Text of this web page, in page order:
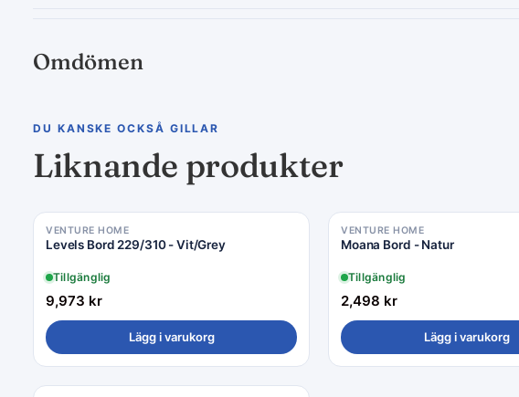
Omdömen
DU KANSKE OCKSÅ GILLAR
Liknande produkter
VENTURE HOME
Levels Bord 229/310 - Vit/Grey
Tillgänglig
9,973 kr
Lägg i varukorg
VENTURE HOME
Moana Bord - Natur
Tillgänglig
2,498 kr
Lägg i varukorg